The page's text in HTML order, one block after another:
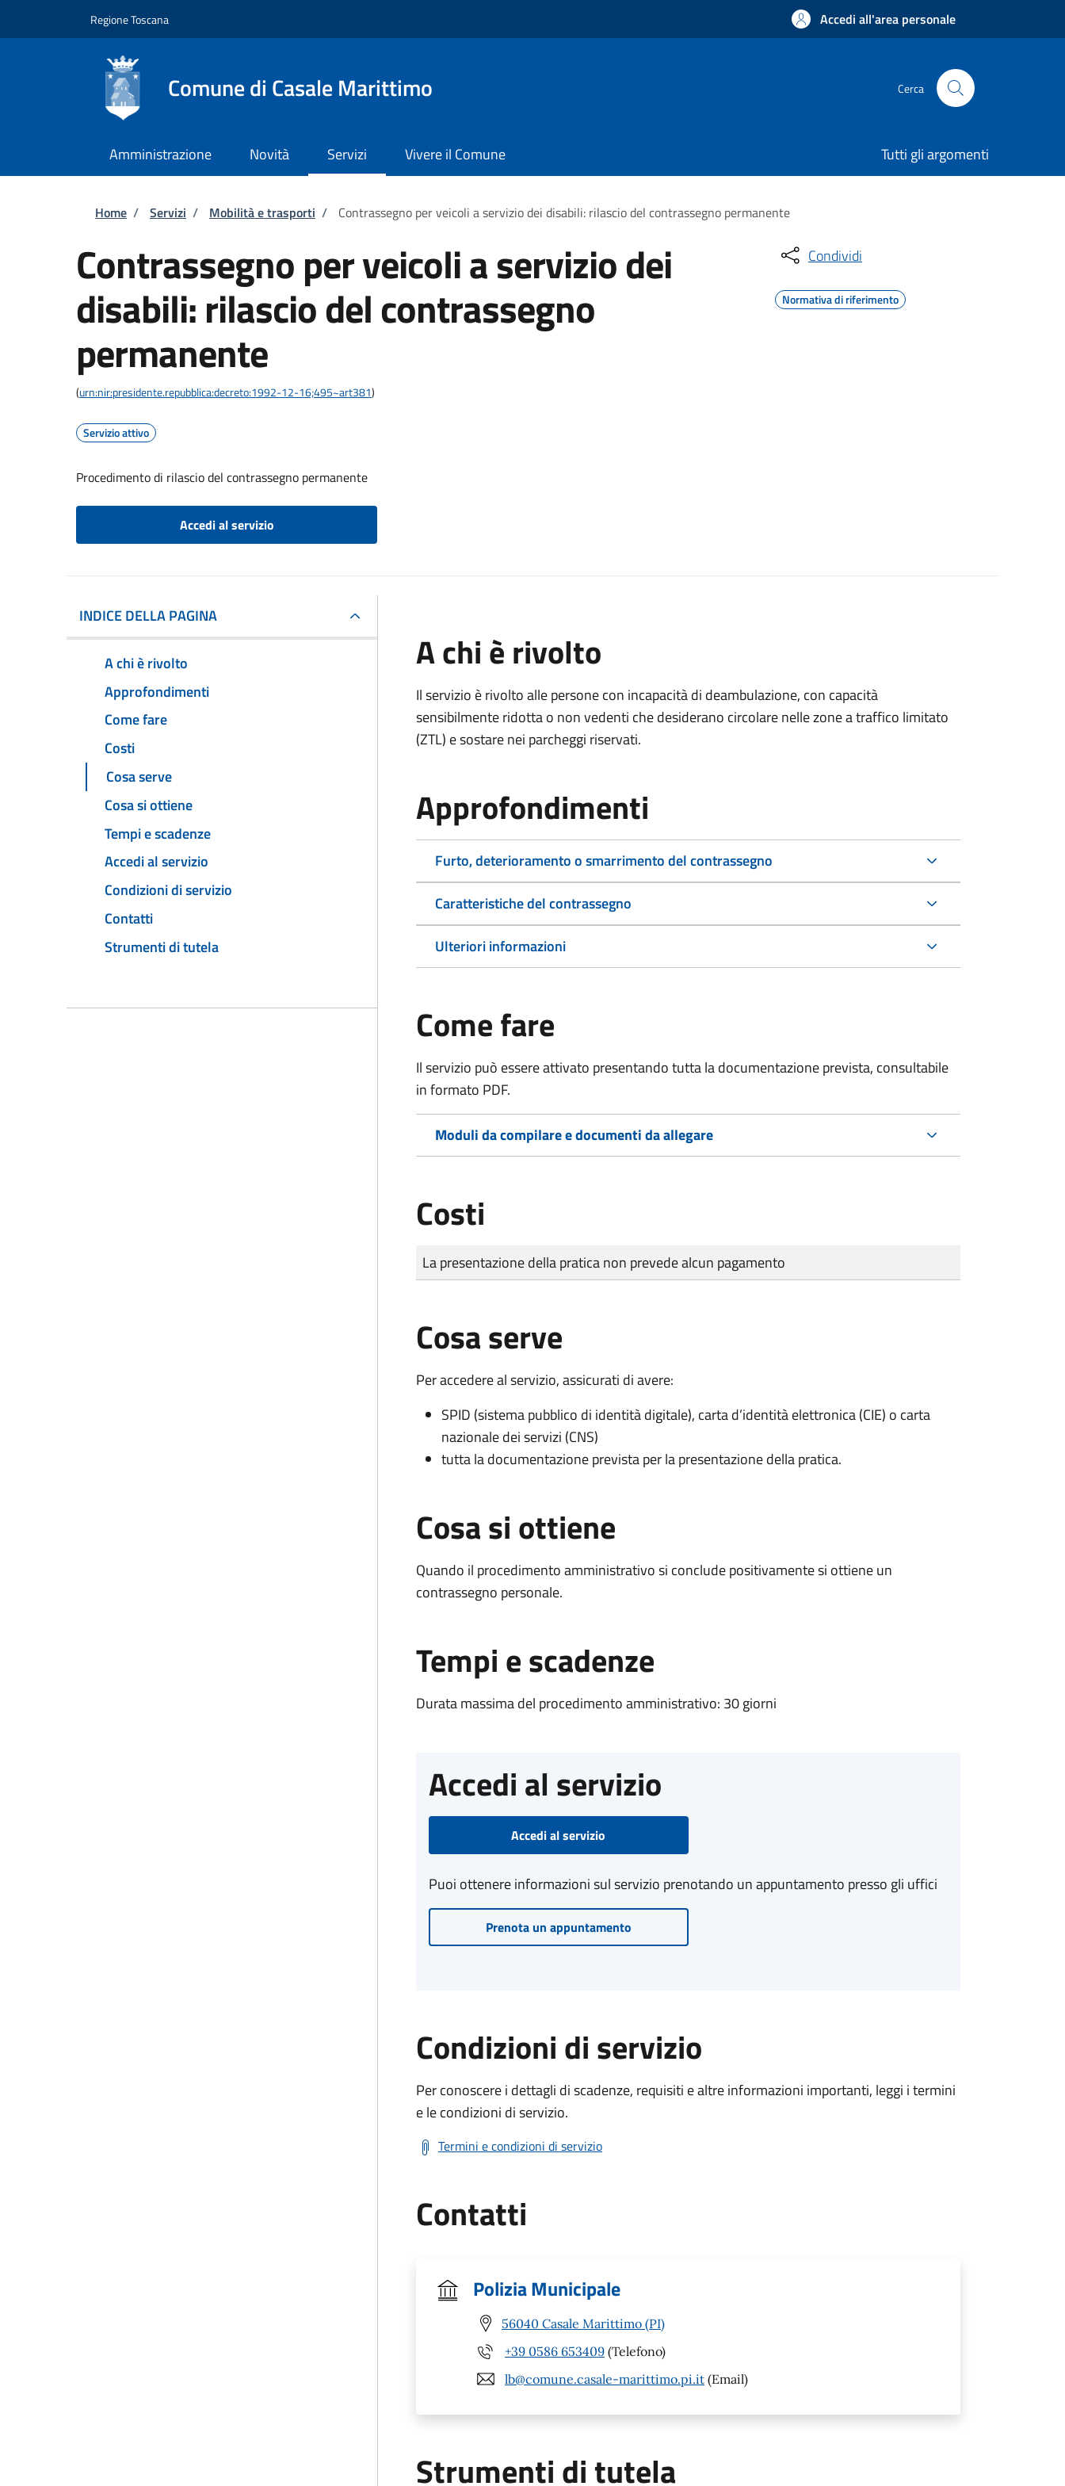
Regione Toscana Accedi all'area personale
Comune di Casale Marittimo Cerca
Amministrazione Novità Servizi Vivere il Comune Tutti gli argomenti
Briciole di pane
Home / Servizi / Mobilità e trasporti / Contrassegno per veicoli a servizio dei disabili: rilascio del contrassegno permanente
Contrassegno per veicoli a servizio dei
disabili: rilascio del contrassegno
permanente
(urn:nir:presidente.repubblica:decreto:1992-12-16;495~art381)
Servizio attivo
Procedimento di rilascio del contrassegno permanente
Accedi al servizio
Condividi
Normativa di riferimento
INDICE DELLA PAGINA
A chi è rivolto
Approfondimenti
Come fare
Costi
Cosa serve
Cosa si ottiene
Tempi e scadenze
Accedi al servizio
Condizioni di servizio
Contatti
Strumenti di tutela
A chi è rivolto
Il servizio è rivolto alle persone con incapacità di deambulazione, con capacità
sensibilmente ridotta o non vedenti che desiderano circolare nelle zone a traffico limitato
(ZTL) e sostare nei parcheggi riservati.
Approfondimenti
Furto, deterioramento o smarrimento del contrassegno
Caratteristiche del contrassegno
Ulteriori informazioni
Come fare
Il servizio può essere attivato presentando tutta la documentazione prevista, consultabile
in formato PDF.
Moduli da compilare e documenti da allegare
Costi
Tipo di pagamento
Importo
La presentazione della pratica non prevede alcun pagamento
Cosa serve
Per accedere al servizio, assicurati di avere:
SPID (sistema pubblico di identità digitale), carta d’identità elettronica (CIE) o carta
nazionale dei servizi (CNS)
tutta la documentazione prevista per la presentazione della pratica.
Cosa si ottiene
Quando il procedimento amministrativo si conclude positivamente si ottiene un
contrassegno personale.
Tempi e scadenze
Durata massima del procedimento amministrativo: 30 giorni
Accedi al servizio
Accedi al servizio
Puoi ottenere informazioni sul servizio prenotando un appuntamento presso gli uffici
Prenota un appuntamento
Condizioni di servizio
Per conoscere i dettagli di scadenze, requisiti e altre informazioni importanti, leggi i termini
e le condizioni di servizio.
Termini e condizioni di servizio
Contatti
Polizia Municipale
56040 Casale Marittimo (PI)
+39 0586 653409 (Telefono)
lb@comune.casale-marittimo.pi.it (Email)
Strumenti di tutela